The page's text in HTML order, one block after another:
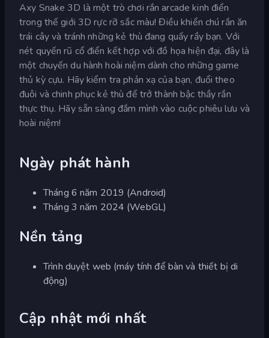
Axy Snake 3D là một trò chơi rắn arcade kinh điển
trong thế giới 3D rực rỡ sắc màu! Điều khiển chú rắn ăn
trái cây và tránh những kẻ thù đang quấy rầy bạn. Với
nét quyến rũ cổ điển kết hợp với đồ họa hiện đại, đây là
một chuyến du hành hoài niệm dành cho những game
thủ kỳ cựu. Hãy kiểm tra phản xạ của bạn, đuổi theo
đuôi và chinh phục kẻ thù để trở thành bậc thầy rắn
thực thụ. Hãy sẵn sàng đắm mình vào cuộc phiêu lưu và
hoài niệm!
Ngày phát hành
Tháng 6 năm 2019 (Android)
Tháng 3 năm 2024 (WebGL)
Nền tảng
Trình duyệt web (máy tính để bàn và thiết bị di
động)
Cập nhật mới nhất